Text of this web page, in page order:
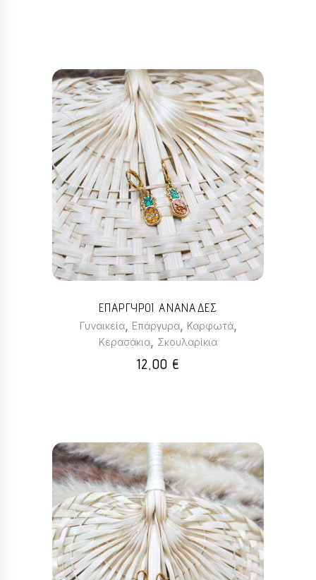
ΕΠΑΡΓΥΡΟΙ ΑΝΑΝΑΔΕΣ
Γυναικεία, Επάργυρα, Καρφωτά,
Κερασάκια, Σκουλαρίκια
12,00 €